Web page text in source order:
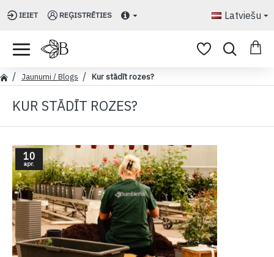
IEIET REĢISTRĒTIES Latviešu
Jaunumi / Blogs Kur stādīt rozes?
KUR STĀDĪT ROZES?
10
apr.